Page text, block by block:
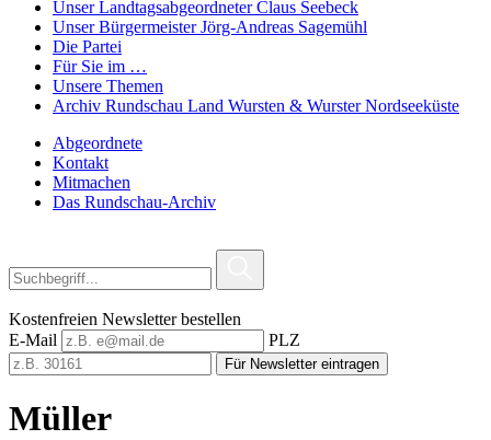
Unser Landtagsabgeordneter Claus Seebeck
Unser Bürgermeister Jörg-Andreas Sagemühl
Die Partei
Für Sie im …
Unsere Themen
Archiv Rundschau Land Wursten & Wurster Nordseeküste
Abgeordnete
Kontakt
Mitmachen
Das Rundschau-Archiv
Kostenfreien Newsletter bestellen
E-Mail
PLZ
Für Newsletter eintragen
Müller